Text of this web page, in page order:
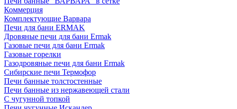
Коммерция
Комплектующие Варвара
Печи для бани ERMAK
Дровяные печи для бани Ermak
Газовые печи для бани Ermak
Газовые горелки
Газодровяные печи для бани Ermak
Сибирские печи Термофор
Печи банные толстостенные
Печи банные из нержавеющей стали
С чугунной топкой